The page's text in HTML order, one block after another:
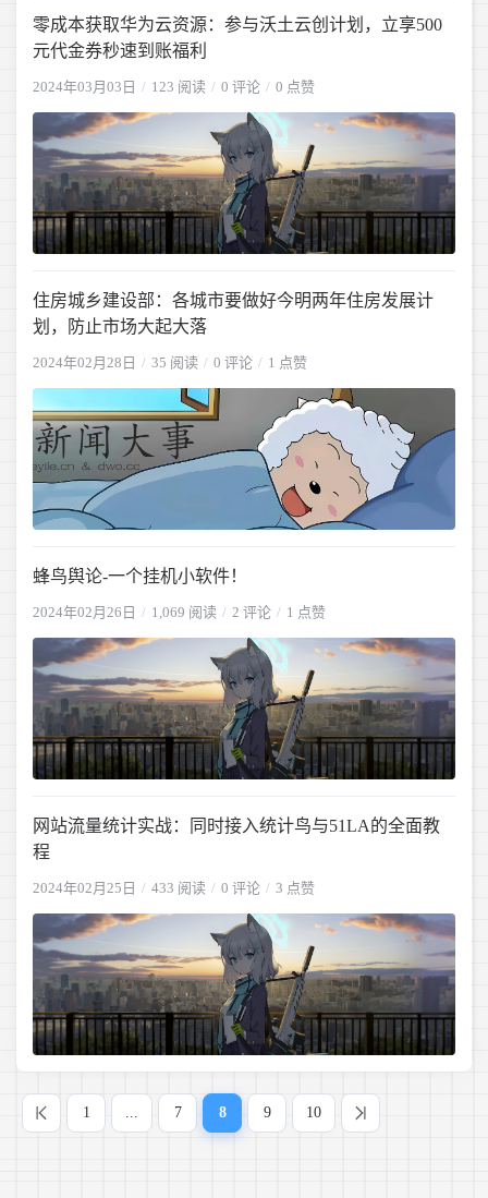
零成本获取华为云资源：参与沃土云创计划，立享500
元代金券秒速到账福利
2024年03月03日 123 阅读 0 评论 0 点赞
住房城乡建设部：各城市要做好今明两年住房发展计
划，防止市场大起大落
2024年02月28日 35 阅读 0 评论 1 点赞
蜂鸟舆论-一个挂机小软件！
2024年02月26日 1,069 阅读 2 评论 1 点赞
网站流量统计实战：同时接入统计鸟与51LA的全面教
程
2024年02月25日 433 阅读 0 评论 3 点赞
1 ... 7 8 9 10